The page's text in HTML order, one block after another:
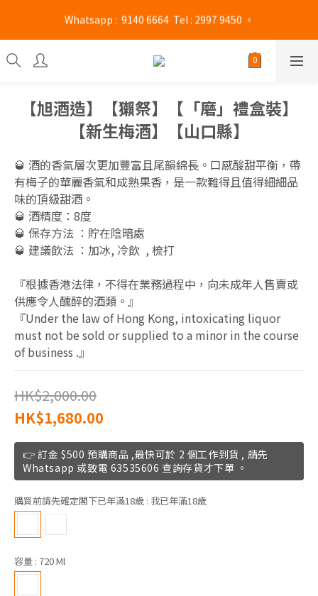
旺角門市營業時間 : (星期一至六 13:00 - 21:00 / 星期日及公眾假期
13:00 - 19:00)
旺角門市營業時間 : (星期一至六 13:00 - 21:00 / 星期日及公眾假期
13:00 - 19:00)
Whatsapp :  9140 6664  Tel : 2997 9450 。
13:00 - 19:00)
【旭酒造】【獺祭】【「磨」禮盒裝】
【新生梅酒】【山口縣】
🥃 酒的香氣層次更加豐富且尾韻綿長。口感酸甜平衡，帶
有梅子的華麗香氣和成熟果香，是一款難得且值得細細品
味的頂級甜酒。
🥃 酒精度：8度
🥃 保存方法 ：貯在陰暗處
🥃 建議飲法 ：加冰, 冷飲  , 梳打
『根據香港法律，不得在業務過程中，向未成年人售賣或
供應令人醺醉的酒類。』
『Under the law of Hong Kong, intoxicating liquor
must not be sold or supplied to a minor in the course
of business .』
HK$2,000.00
HK$1,680.00
👉 訂金 $500 預購商品 ,最快可於 2 個工作到貨 , 請先
Whatsapp 或致電 63535606 查詢存貨才下單 。
購買前請先確定閣下已年滿18歲 : 我已年滿18歲
容量 : 720 Ml